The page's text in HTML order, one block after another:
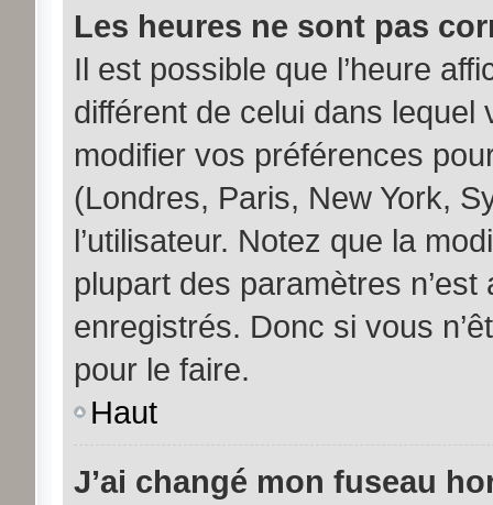
Les heures ne sont pas
Il est possible que l’heure
différent de celui dans
modifier vos préférences
(Londres, Paris, New York,
l’utilisateur. Notez que la
plupart des paramètres
enregistrés. Donc si vous
pour le faire.
Haut
J’ai changé mon fuseau